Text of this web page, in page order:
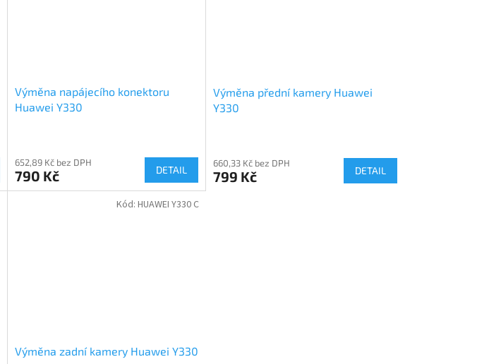
Výměna napájecího konektoru
Huawei Y330
652,89 Kč bez DPH
790 Kč DETAIL
Výměna přední kamery Huawei
Y330
660,33 Kč bez DPH
799 Kč DETAIL
Výměna zadní kamery Huawei Y330
Kód: HUAWEI Y330 C